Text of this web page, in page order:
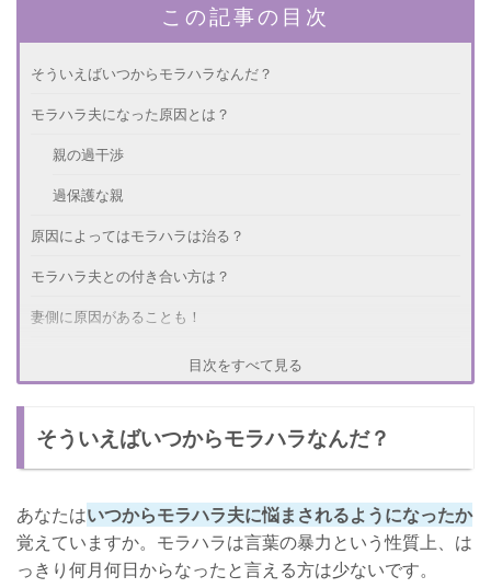
この記事の目次
そういえばいつからモラハラなんだ？
モラハラ夫になった原因とは？
親の過干渉
過保護な親
原因によってはモラハラは治る？
モラハラ夫との付き合い方は？
妻側に原因があることも！
目次をすべて見る
そういえばいつからモラハラなんだ？
あなたはいつからモラハラ夫に悩まされるようになったか
覚えていますか。モラハラは言葉の暴力という性質上、は
っきり何月何日からなったと言える方は少ないです。